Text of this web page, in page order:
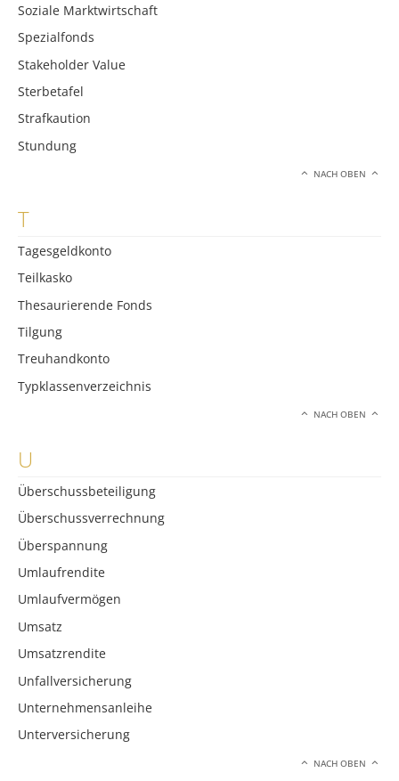
Soziale Marktwirtschaft
Spezialfonds
Stakeholder Value
Sterbetafel
Strafkaution
Stundung
NACH OBEN
T
Tagesgeldkonto
Teilkasko
Thesaurierende Fonds
Tilgung
Treuhandkonto
Typklassenverzeichnis
NACH OBEN
U
Überschussbeteiligung
Überschussverrechnung
Überspannung
Umlaufrendite
Umlaufvermögen
Umsatz
Umsatzrendite
Unfallversicherung
Unternehmensanleihe
Unterversicherung
NACH OBEN